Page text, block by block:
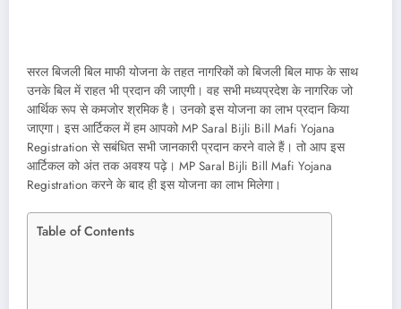
सरल बिजली बिल माफी योजना के तहत नागरिकों को बिजली बिल माफ के साथ
उनके बिल में राहत भी प्रदान की जाएगी। वह सभी मध्यप्रदेश के नागरिक जो
आर्थिक रूप से कमजोर श्रमिक है। उनको इस योजना का लाभ प्रदान किया
जाएगा। इस आर्टिकल में हम आपको MP Saral Bijli Bill Mafi Yojana
Registration से सबंधित सभी जानकारी प्रदान करने वाले हैं। तो आप इस
आर्टिकल को अंत तक अवश्य पढ़े। MP Saral Bijli Bill Mafi Yojana
Registration करने के बाद ही इस योजना का लाभ मिलेगा।
Table of Contents